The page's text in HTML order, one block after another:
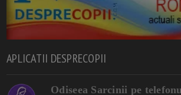
APLICATII DESPRECOPII
Odiseea Sarcinii pe